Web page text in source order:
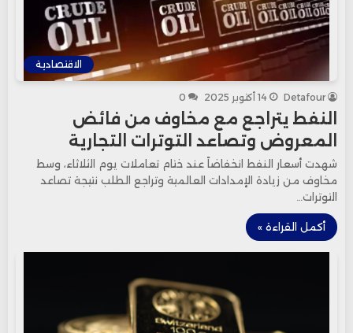
الاقتصادية
Detafour 14 أكتوبر 2025 0
النفط يتراجع مع مخاوف من فائض
المعروض وتصاعد التوترات التجارية
شهدت أسعار النفط انخفاضاً عند ختام تعاملات يوم الثلاثاء، وسط
مخاوف من زيادة الإمدادات العالمية وتراجع الطلب نتيجة تصاعد
التوترات…
أكمل القراءة »